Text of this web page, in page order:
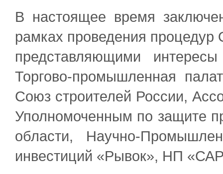
В настоящее время
рамках проведения процедур
представляющими
Торгово-промышленная
Союз строителей России,
Уполномоченным по защите
области, Научно-
инвестиций «Рывок», НП